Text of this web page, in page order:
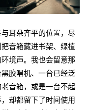
耳朵齐平的位置，尽
音箱藏进书架、绿植
境声。我也会留意那
胶唱机、一台已经泛
音箱，或是一台不起
却都留下了时间使用